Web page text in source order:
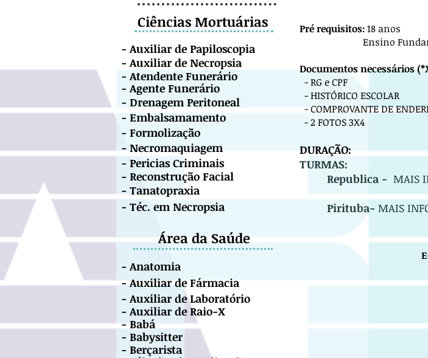
Ciências Mortuárias
-Auxiliar de Papiloscopia
-Auxiliar de Necropsia
- Atendente Funerário
- Agente Funerário
- Drenagem Peritoneal
- Embalsamamento
- Formolização
- Necromaquiagem
- Pericias Criminais
- Reconstrução Facial
- Tanatopraxia
- Téc. em Necropsia
Área da Saúde
- Anatomia
- Auxiliar de Fármacia
- Auxiliar de Laboratório
- Auxiliar de Raio-X
- Babá
- Babysitter
- Berçarista
Pré requisitos:18 anos
Ensino
Documentos necessários
- RG e CPF
- HISTÓRICO ESCOLAR
- COMPROVANTE DE
- 2 FOTOS 3X4
DURAÇÃO:
TURMAS:
Republica - MAIS
Pirituba- MAIS